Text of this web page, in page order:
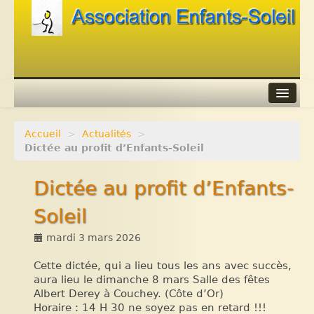
Agenda
Accueil > Actualités
>
Dictée au profit d’Enfants-Soleil
Dictée au profit d’Enfants-
Soleil
mardi 3 mars 2026
Cette dictée, qui a lieu tous les ans avec succès,
aura lieu le dimanche 8 mars Salle des fêtes
Albert Derey à Couchey. (Côte d’Or)
Horaire : 14 H 30 ne soyez pas en retard !!!